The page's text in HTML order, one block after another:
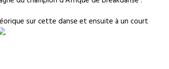
sur cette danse et ensuite à un court
.